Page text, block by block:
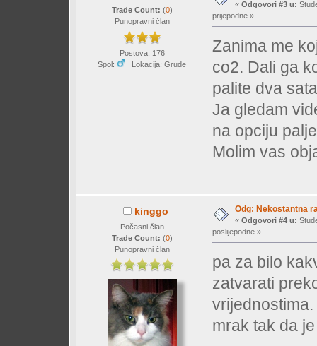
Trade Count: (0)
Punopravni član
Postova: 176
Spol:
Lokacija: Grude
« Odgovori #3 u:
prijepodne »
Zanima me
co2. Dali ga
palite dva
Ja gledam
na opciju
Molim vas
kinggo
Počasni član
Trade Count: (0)
Punopravni član
Odg: Nekostantna
« Odgovori #4 u:
poslijepodne »
pa za bilo
zatvarati
mrak tak da